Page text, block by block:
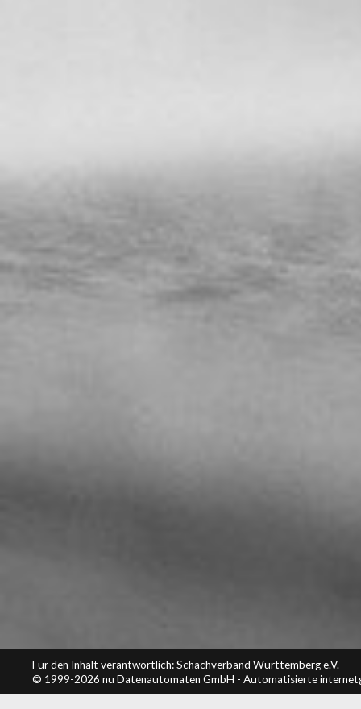
Für den Inhalt verantwortlich: Schachverband Württemberg e.V.
© 1999-2026 nu Datenautomaten GmbH - Automatisierte